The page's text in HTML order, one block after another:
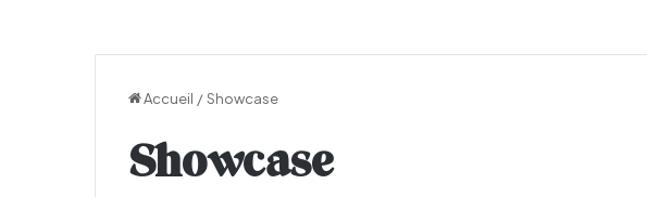
Accueil /Showcase
Showcase